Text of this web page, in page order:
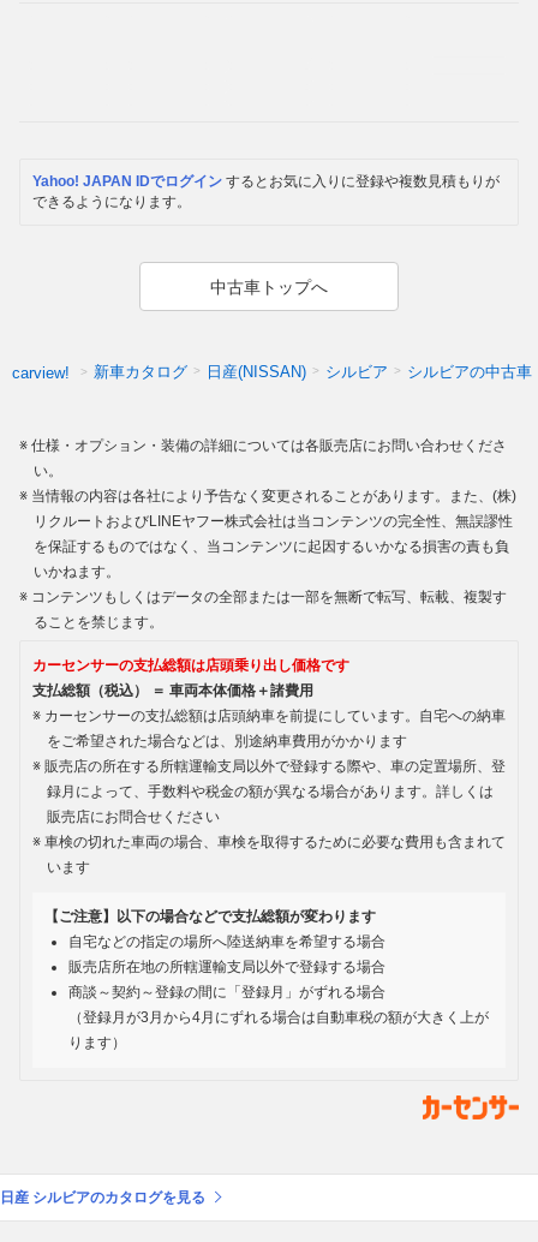
Yahoo! JAPAN IDでログイン するとお気に入りに登録や複数見積もりが
できるようになります。
中古車トップへ
carview! 新車カタログ 日産(NISSAN) シルビア シルビアの中古車
仕様・オプション・装備の詳細については各販売店にお問い合わせくださ
い。
当情報の内容は各社により予告なく変更されることがあります。また、(株)
リクルートおよびLINEヤフー株式会社は当コンテンツの完全性、無誤謬性
を保証するものではなく、当コンテンツに起因するいかなる損害の責も負
いかねます。
コンテンツもしくはデータの全部または一部を無断で転写、転載、複製す
ることを禁じます。
カーセンサーの支払総額は店頭乗り出し価格です
支払総額（税込） ＝ 車両本体価格＋諸費用
カーセンサーの支払総額は店頭納車を前提にしています。自宅への納車
をご希望された場合などは、別途納車費用がかかります
販売店の所在する所轄運輸支局以外で登録する際や、車の定置場所、登
録月によって、手数料や税金の額が異なる場合があります。詳しくは
販売店にお問合せください
車検の切れた車両の場合、車検を取得するために必要な費用も含まれて
います
【ご注意】以下の場合などで支払総額が変わります
自宅などの指定の場所へ陸送納車を希望する場合
販売店所在地の所轄運輸支局以外で登録する場合
商談～契約～登録の間に「登録月」がずれる場合
（登録月が3月から4月にずれる場合は自動車税の額が大きく上が
ります）
日産 シルビアのカタログを見る